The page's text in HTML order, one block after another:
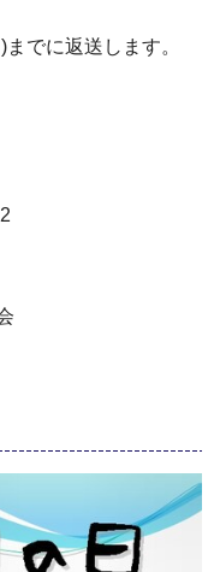
でに返送します。